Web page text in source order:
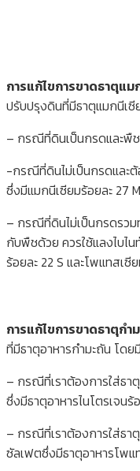
การแก้ไขการขาดธาตุแ
ปรับปรุงดินที่มีธาตุแมกนีเ
– กรณีที่ดินเป็นกรดและพืช
-กรณีที่ดินไม่เป็นกรดและต้
ซึ่งมีแมกนีเซียมร้อยละ 27
– กรณีที่ดินไม่เป็นกรดรวม
กับพืชด้วย ควรใช้แลงไบไ
ร้อยละ 22 S และโพแทสเซี
การแก้ไขการขาดธาตุก
ที่มีธาตุอาหารกำมะถัน โด
– กรณีที่เราต้องการใส่ธา
ซึ่งมีธาตุอาหารไนโตรเจนร้
– กรณีที่เราต้องการใส่ธา
ซัลเฟตซึ่งมีธาตุอาหารโพแ